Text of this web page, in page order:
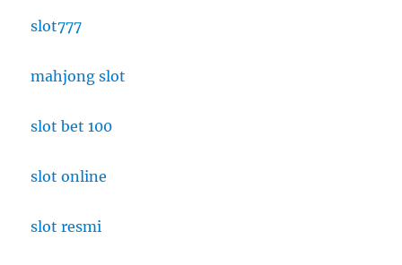
slot777
mahjong slot
slot bet 100
slot online
slot resmi